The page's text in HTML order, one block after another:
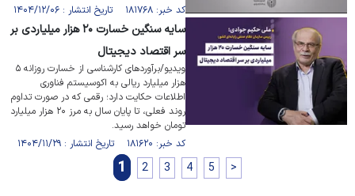
کد خبر: ۱۸۱۷۶۸ تاریخ انتشار : ۱۴۰۴/۱۲/۰۶
سایه سنگین خسارت ۲۰ هزار میلیاردی بر
سر اقتصاد دیجیتال
ویدیو/برآورد‌های کارشناسی از خسارت روزانه ۵
هزار میلیارد ریالی به اکوسیستم فناوری
اطلاعات حکایت دارد؛ رقمی که در صورت تداوم
روند فعلی، تا پایان سال به مرز ۲۰ هزار میلیارد
تومان خواهد رسید.
کد خبر: ۱۸۱۶۲۰ تاریخ انتشار : ۱۴۰۴/۱۱/۲۹
1 2 3 4 5 >